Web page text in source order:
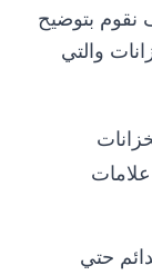
بتوضيح
والتي
حتي